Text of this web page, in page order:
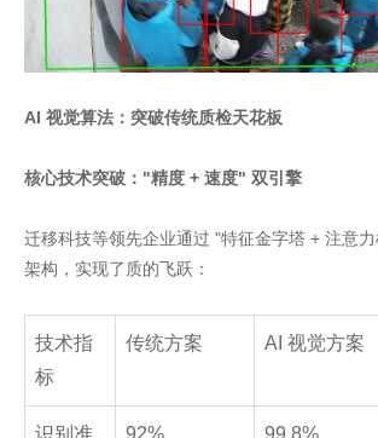
AI 视觉算法：突破传统质检天花板
核心技术突破："精度 + 速度" 双引擎
迁移科技等领先企业通过 "特征金字塔 + 注意
架构，实现了质的飞跃：
技术指
标
传统方案 AI 视觉方案